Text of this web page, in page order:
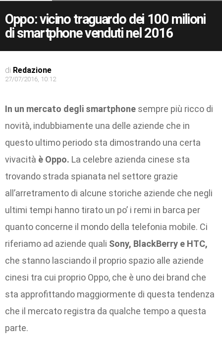
Oppo: vicino traguardo dei 100 milioni
di smartphone venduti nel 2016
di Redazione
27/07/2016, 10:12
In un mercato degli smartphone sempre più ricco di
novità, indubbiamente una delle aziende che in
questo ultimo periodo sta dimostrando una certa
vivacità è Oppo. La celebre azienda cinese sta
trovando strada spianata nel settore grazie
all’arretramento di alcune storiche aziende che negli
ultimi tempi hanno tirato un po’ i remi in barca per
quanto concerne il mondo della telefonia mobile. Ci
riferiamo ad aziende quali Sony, BlackBerry e HTC,
che stanno lasciando il proprio spazio alle aziende
cinesi tra cui proprio Oppo, che è uno dei brand che
sta approfittando maggiormente di questa tendenza
che il mercato registra da qualche tempo a questa
parte.